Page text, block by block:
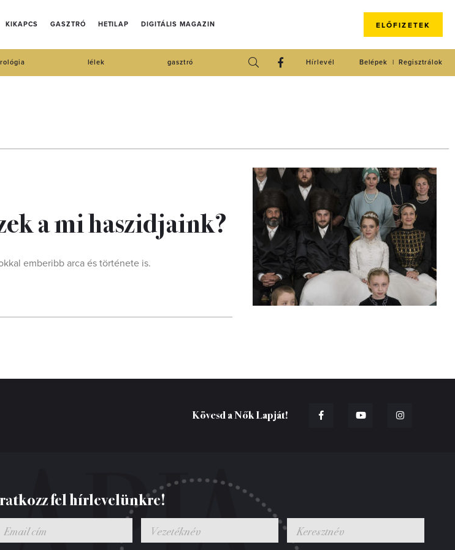
KIKAPCS GASZTRÓ HETILAP DIGITÁLIS MAGAZIN ELŐFIZETEK
lélek gasztró Regisztrálok
Belépek
Hírlevél
a mi haszidjaink?
emberibb arca és története is.
Kövesd a Nők Lapját!
fel hírlevelünkre!